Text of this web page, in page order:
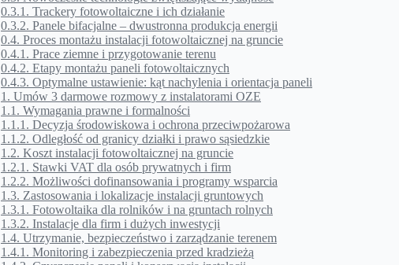
0.3.1. Trackery fotowoltaiczne i ich działanie
0.3.2. Panele bifacjalne – dwustronna produkcja energii
0.4. Proces montażu instalacji fotowoltaicznej na gruncie
0.4.1. Prace ziemne i przygotowanie terenu
0.4.2. Etapy montażu paneli fotowoltaicznych
0.4.3. Optymalne ustawienie: kąt nachylenia i orientacja paneli
1. Umów 3 darmowe rozmowy z instalatorami OZE
1.1. Wymagania prawne i formalności
1.1.1. Decyzja środowiskowa i ochrona przeciwpożarowa
1.1.2. Odległość od granicy działki i prawo sąsiedzkie
1.2. Koszt instalacji fotowoltaicznej na gruncie
1.2.1. Stawki VAT dla osób prywatnych i firm
1.2.2. Możliwości dofinansowania i programy wsparcia
1.3. Zastosowania i lokalizacje instalacji gruntowych
1.3.1. Fotowoltaika dla rolników i na gruntach rolnych
1.3.2. Instalacje dla firm i dużych inwestycji
1.4. Utrzymanie, bezpieczeństwo i zarządzanie terenem
1.4.1. Monitoring i zabezpieczenia przed kradzieżą